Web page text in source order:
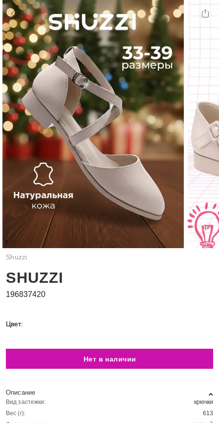
Shuzzi
SHUZZI
196837420
Цвет:
Нет в наличии
Описание
Вид застежки:
крючки
Вес (г):
613